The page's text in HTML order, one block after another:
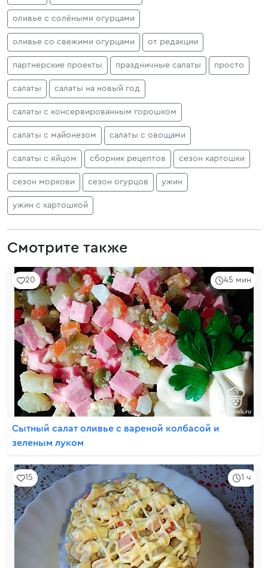
оливье с солёными огурцами
оливье со свежими огурцами от редакции
партнерские проекты праздничные салаты просто
салаты салаты на новый год
салаты с консервированным горошком
салаты с майонезом салаты с овощами
салаты с яйцом сборник рецептов сезон картошки
сезон моркови сезон огурцов ужин
ужин с картошкой
Смотрите также
45 мин
20
Сытный салат оливье с вареной колбасой и
зеленым луком
1 ч
15